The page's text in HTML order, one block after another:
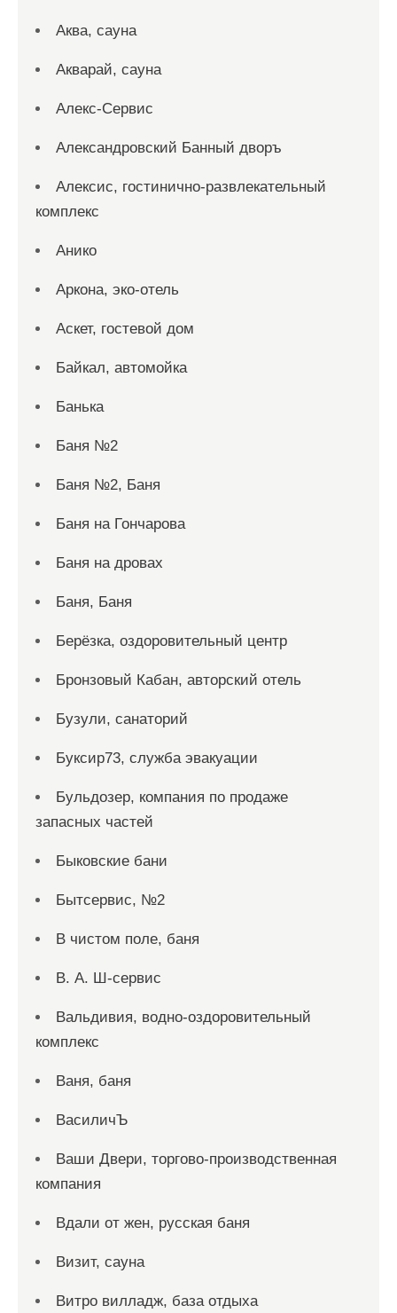
Аква, сауна
Акварай, сауна
Алекс-Сервис
Александровский Банный дворъ
Алексис, гостинично-развлекательный
комплекс
Анико
Аркона, эко-отель
Аскет, гостевой дом
Байкал, автомойка
Банька
Баня №2
Баня №2, Баня
Баня на Гончарова
Баня на дровах
Баня, Баня
Берёзка, оздоровительный центр
Бронзовый Кабан, авторский отель
Бузули, санаторий
Буксир73, служба эвакуации
Бульдозер, компания по продаже
запасных частей
Быковские бани
Бытсервис, №2
В чистом поле, баня
В. А. Ш-сервис
Вальдивия, водно-оздоровительный
комплекс
Ваня, баня
ВасиличЪ
Ваши Двери, торгово-производственная
компания
Вдали от жен, русская баня
Визит, сауна
Витро вилладж, база отдыха